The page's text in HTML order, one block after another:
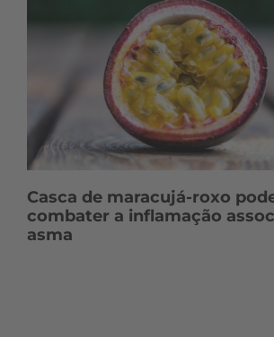
Casca de maracujá-roxo
combater a inflamação
asma